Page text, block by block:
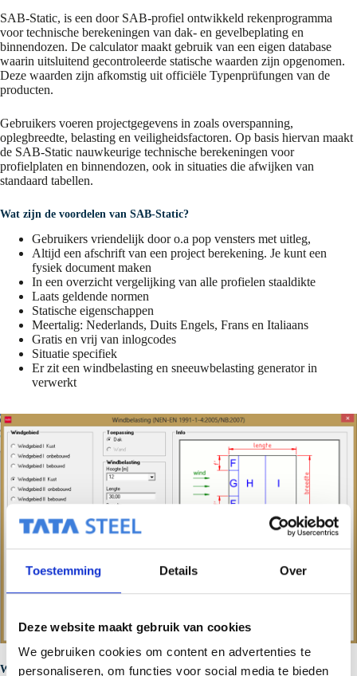
Toestemming Details Over
Deze website maakt gebruik van cookies
We gebruiken cookies om content en advertenties te
personaliseren, om functies voor social media te bieden
SAB-Static, is een door SAB-profiel ontwikkeld rekenprogramma
voor technische berekeningen van dak- en gevelbeplating en
binnendozen. De calculator maakt gebruik van een eigen database
waarin uitsluitend gecontroleerde statische waarden zijn opgenomen.
Deze waarden zijn afkomstig uit officiële Typenprüfungen van de
producten.
Gebruikers voeren projectgegevens in zoals overspanning,
oplegbreedte, belasting en veiligheidsfactoren. Op basis hiervan maakt
de SAB-Static nauwkeurige technische berekeningen voor
profielplaten en binnendozen, ook in situaties die afwijken van
standaard tabellen.
Wat zijn de voordelen van SAB-Static?
Gebruikers vriendelijk door o.a pop vensters met uitleg,
Altijd een afschrift van een project berekening. Je kunt een
fysiek document maken
In een overzicht vergelijking van alle profielen staaldikte
Laats geldende normen
Statische eigenschappen
Meertalig: Nederlands, Duits Engels, Frans en Italiaans
Gratis en vrij van inlogcodes
Situatie specifiek
Er zit een windbelasting en sneeuwbelasting generator in
verwerkt
Wat is het belang van sterkteberekeningen voor profielplaten en